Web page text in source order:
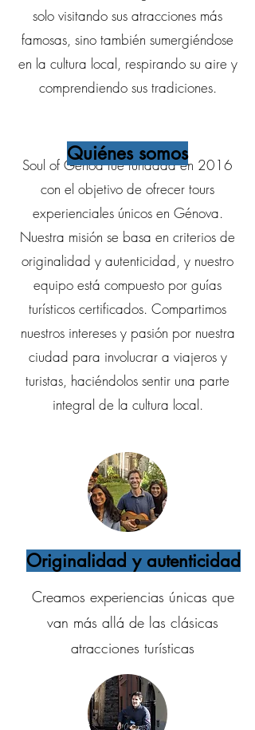
solo visitando sus atracciones más
famosas, sino también sumergiéndose
en la cultura local, respirando su aire y
comprendiendo sus tradiciones.
Soul of Genoa fue fundada en 2016
con el objetivo de ofrecer tours
experienciales únicos en Génova.
Nuestra misión se basa en criterios de
originalidad y autenticidad, y nuestro
equipo está compuesto por guías
turísticos certificados. Compartimos
nuestros intereses y pasión por nuestra
ciudad para involucrar a viajeros y
turistas, haciéndolos sentir una parte
integral de la cultura local.
Quiénes somos
Originalidad y autenticidad
Creamos experiencias únicas que
van más allá de las clásicas
atracciones turísticas